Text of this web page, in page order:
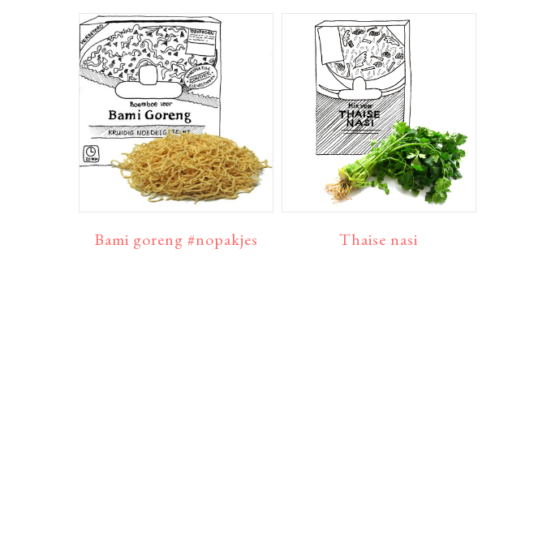
Bami goreng #nopakjes Thaise nasi